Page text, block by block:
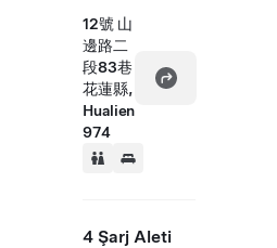
12號 山
邊路二
段83巷
花蓮縣,
Hualien
974
4 Şarj Aleti